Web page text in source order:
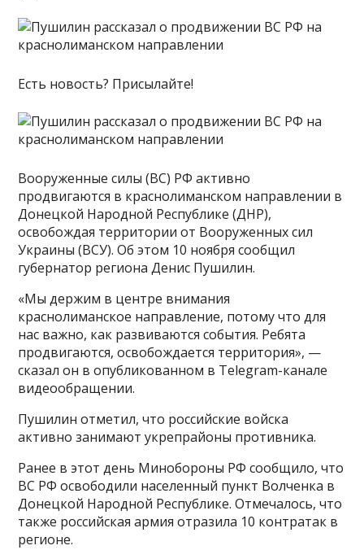
Есть новость? Присылайте!
Вооруженные силы (ВС) РФ активно
продвигаются в краснолиманском направлении в
Донецкой Народной Республике (ДНР),
освобождая территории от Вооруженных сил
Украины (ВСУ). Об этом 10 ноября сообщил
губернатор региона Денис Пушилин.
«Мы держим в центре внимания
краснолиманское направление, потому что для
нас важно, как развиваются события. Ребята
продвигаются, освобождается территория», —
сказал он в опубликованном в Telegram-канале
видеообращении.
Пушилин отметил, что российские войска
активно занимают укрепрайоны противника.
Ранее в этот день Минобороны РФ сообщило, что
ВС РФ освободили населенный пункт Волченка в
Донецкой Народной Республике. Отмечалось, что
также российская армия отразила 10 контратак в
регионе.